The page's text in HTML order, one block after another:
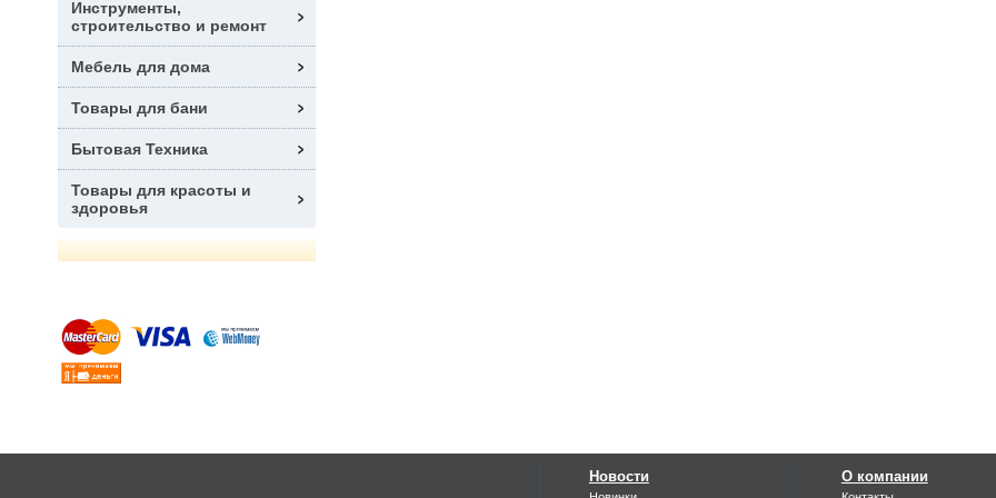
Инструменты,
строительство и ремонт
Мебель для дома
Товары для бани
Бытовая Техника
Товары для красоты и
здоровья
Новости О компании